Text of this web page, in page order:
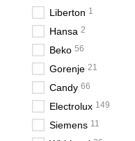
Liberton 1
Hansa 2
Beko 56
Gorenje 21
Candy 66
Electrolux 149
Siemens 11